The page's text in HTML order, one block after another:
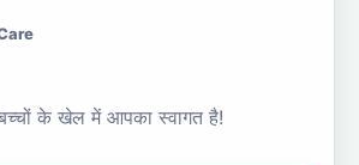
के खेल में आपका स्वागत है!